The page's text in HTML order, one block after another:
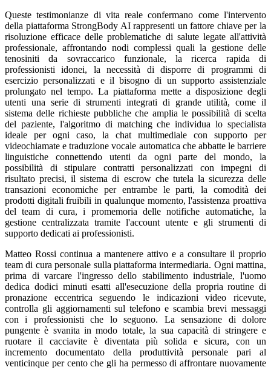
Queste testimonianze di vita reale confermano come l'intervento
della piattaforma StrongBody AI rappresenti un fattore chiave per la
risoluzione efficace delle problematiche di salute legate all'attività
professionale, affrontando nodi complessi quali la gestione delle
tenosiniti da sovraccarico funzionale, la ricerca rapida di
professionisti idonei, la necessità di disporre di programmi di
esercizio personalizzati e il bisogno di un supporto assistenziale
prolungato nel tempo. La piattaforma mette a disposizione degli
utenti una serie di strumenti integrati di grande utilità, come il
sistema delle richieste pubbliche che amplia le possibilità di scelta
del paziente, l'algoritmo di matching che individua lo specialista
ideale per ogni caso, la chat multimediale con supporto per
videochiamate e traduzione vocale automatica che abbatte le barriere
linguistiche connettendo utenti da ogni parte del mondo, la
possibilità di stipulare contratti personalizzati con impegni di
risultato precisi, il sistema di escrow che tutela la sicurezza delle
transazioni economiche per entrambe le parti, la comodità dei
prodotti digitali fruibili in qualunque momento, l'assistenza proattiva
del team di cura, i promemoria delle notifiche automatiche, la
gestione centralizzata tramite l'account utente e gli strumenti di
supporto dedicati ai professionisti.
Matteo Rossi continua a mantenere attivo e a consultare il proprio
team di cura personale sulla piattaforma intermediaria. Ogni mattina,
prima di varcare l'ingresso dello stabilimento industriale, l'uomo
dedica dodici minuti esatti all'esecuzione della propria routine di
pronazione eccentrica seguendo le indicazioni video ricevute,
controlla gli aggiornamenti sul telefono e scambia brevi messaggi
con i professionisti che lo seguono. La sensazione di dolore
pungente è svanita in modo totale, la sua capacità di stringere e
ruotare il cacciavite è diventata più solida e sicura, con un
incremento documentato della produttività personale pari al
venticinque per cento che gli ha permesso di affrontare nuovamente